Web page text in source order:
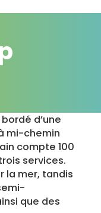
d’une
mi-chemin
compte 100
services.
la mer, tandis
que des